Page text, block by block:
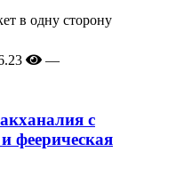
в одну сторону
—
с
феерическая